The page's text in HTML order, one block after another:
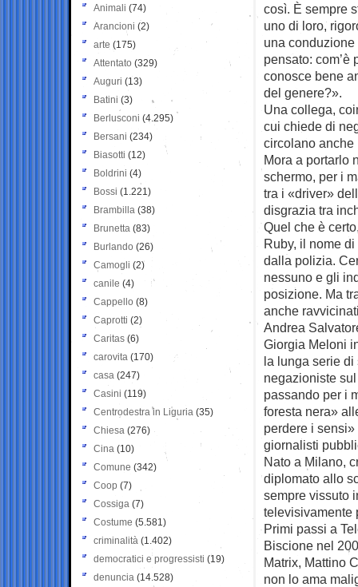
così. È sempre
uno di loro,
una conduzione
pensato:
conosce bene
del genere?».
Una collega,
cui chiede di
circolano anche
Mora a portarlo
schermo, per i
tra i «driver»
disgrazia tra
Quel che è
Ruby, il nome
dalla polizia.
nessuno e gli
posizione. Ma
anche
Andrea
Giorgia Meloni
la lunga serie
negazioniste
passando per i
foresta nera»
perdere i
giornalisti
Nato a Milano,
diplomato allo
sempre vissuto
televisivamente
Primi passi a
Biscione nel
Matrix, Mattino
non lo ama
Animali (74)
Arancioni (2)
arte (175)
Attentato (329)
Auguri (13)
Batini (3)
Berlusconi (4.295)
Bersani (234)
Biasotti (12)
Boldrini (4)
Bossi (1.221)
Brambilla (38)
Brunetta (83)
Burlando (26)
Camogli (2)
canile (4)
Cappello (8)
Caprotti (2)
Caritas (6)
carovita (170)
casa (247)
Casini (119)
Centrodestra in Liguria (35)
Chiesa (276)
Cina (10)
Comune (342)
Coop (7)
Cossiga (7)
Costume (5.581)
criminalità (1.402)
democratici e progressisti (19)
denuncia (14.528)